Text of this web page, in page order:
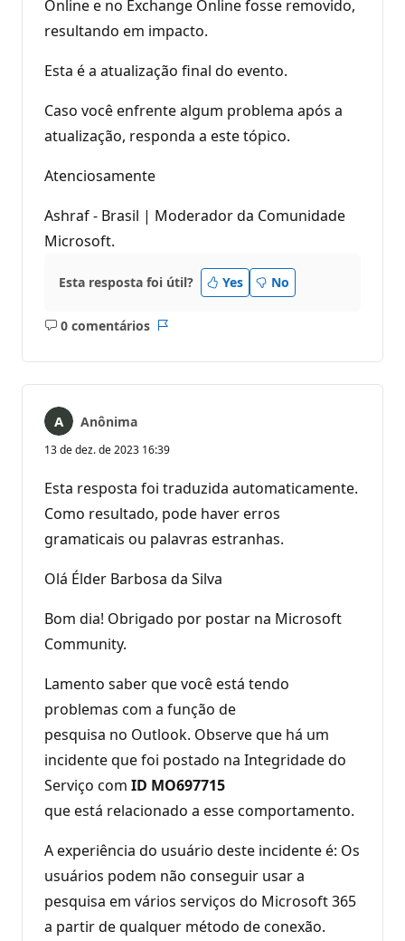
Online e no Exchange Online fosse removido,
resultando em impacto.
Esta é a atualização final do evento.
Caso você enfrente algum problema após a
atualização, responda a este tópico.
Atenciosamente
Ashraf - Brasil | Moderador da Comunidade
Microsoft.
Esta resposta foi útil? Yes No
0 comentários
Sem
Anônima
13 de dez. de 2023 16:39
Esta resposta foi traduzida automaticamente.
Como resultado, pode haver erros
gramaticais ou palavras estranhas.
Olá Élder Barbosa da Silva
Bom dia! Obrigado por postar na Microsoft
Community.
Lamento saber que você está tendo
problemas com a função de
pesquisa no Outlook. Observe que há um
incidente que foi postado na Integridade do
Serviço com ID MO697715
que está relacionado a esse comportamento.
A experiência do usuário deste incidente é: Os
usuários podem não conseguir usar a
pesquisa em vários serviços do Microsoft 365
a partir de qualquer método de conexão.